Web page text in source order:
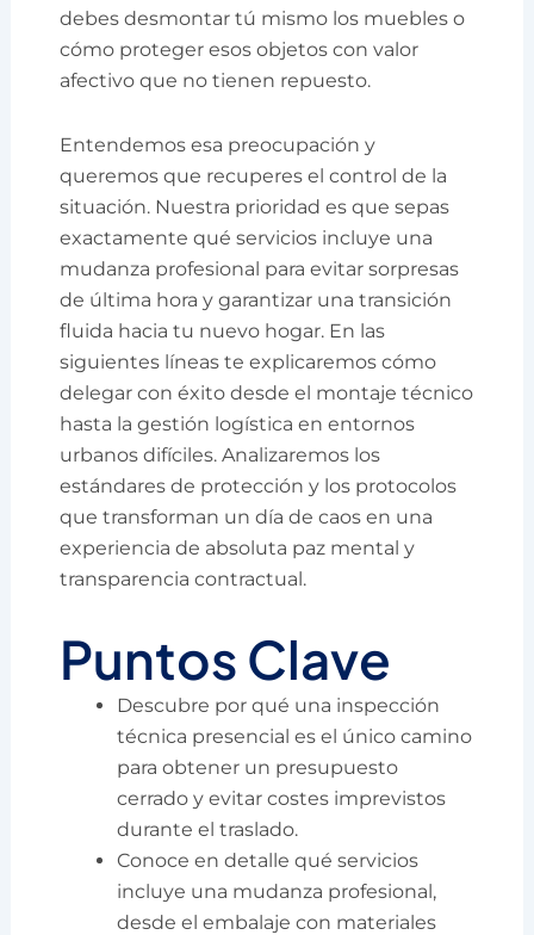
debes desmontar tú mismo los muebles o
cómo proteger esos objetos con valor
afectivo que no tienen repuesto.
Entendemos esa preocupación y
queremos que recuperes el control de la
situación. Nuestra prioridad es que sepas
exactamente qué servicios incluye una
mudanza profesional para evitar sorpresas
de última hora y garantizar una transición
fluida hacia tu nuevo hogar. En las
siguientes líneas te explicaremos cómo
delegar con éxito desde el montaje técnico
hasta la gestión logística en entornos
urbanos difíciles. Analizaremos los
estándares de protección y los protocolos
que transforman un día de caos en una
experiencia de absoluta paz mental y
transparencia contractual.
Puntos Clave
Descubre por qué una inspección
técnica presencial es el único camino
para obtener un presupuesto
cerrado y evitar costes imprevistos
durante el traslado.
Conoce en detalle qué servicios
incluye una mudanza profesional,
desde el embalaje con materiales